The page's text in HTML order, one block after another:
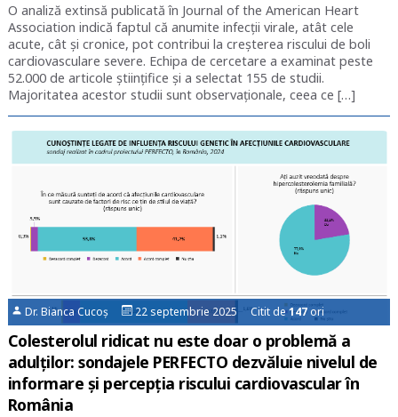
O analiză extinsă publicată în Journal of the American Heart
Association indică faptul că anumite infecții virale, atât cele
acute, cât și cronice, pot contribui la creșterea riscului de boli
cardiovasculare severe. Echipa de cercetare a examinat peste
52.000 de articole științifice și a selectat 155 de studii.
Majoritatea acestor studii sunt observaționale, ceea ce […]
Dr. Bianca Cucoș 22 septembrie 2025 Citit de147ori
Colesterolul ridicat nu este doar o problemă a
adulților: sondajele PERFECTO dezvăluie nivelul de
informare și percepția riscului cardiovascular în
România